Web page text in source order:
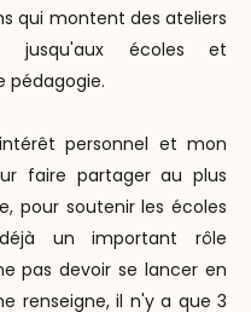
qui montent des ateliers
jusqu'aux écoles et
pédagogie.
personnel et mon
faire partager au plus
pour soutenir les écoles
un important rôle
pas devoir se lancer en
renseigne, il n'y a que 3